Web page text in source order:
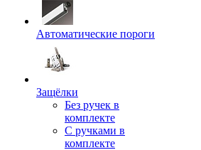
Автоматические пороги
Защёлки
Без ручек в
комплекте
С ручками в
комплекте